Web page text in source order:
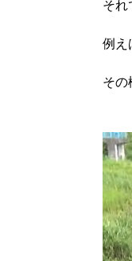
それ
例え
その